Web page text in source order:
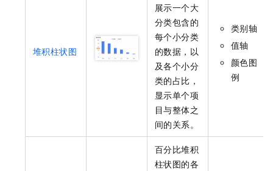
堆积柱状图
展示一个大
分类包含的
每个小分类
的数据，以
及各个小分
类的占比，
显示单个项
目与整体之
间的关系。
类别轴
值轴
颜色图
例
百分比堆积
柱状图的各